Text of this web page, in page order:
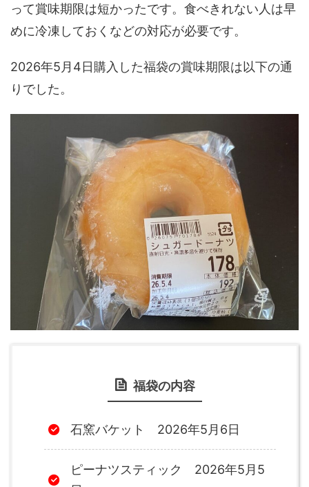
って賞味期限は短かったです。食べきれない人は早
めに冷凍しておくなどの対応が必要です。
2026年5月4日購入した福袋の賞味期限は以下の通
りでした。
福袋の内容
石窯バケット 2026年5月6日
ピーナツスティック 2026年5月5